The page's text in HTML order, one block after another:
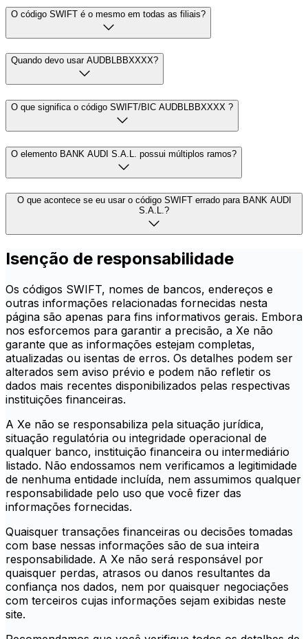
O código SWIFT é o mesmo em todas as filiais?
Quando devo usar AUDBLBBXXXX?
O que significa o código SWIFT/BIC AUDBLBBXXXX ?
O elemento BANK AUDI S.A.L. possui múltiplos ramos?
O que acontece se eu usar o código SWIFT errado para BANK AUDI
S.A.L.?
Isenção de responsabilidade
Os códigos SWIFT, nomes de bancos, endereços e
outras informações relacionadas fornecidas nesta
página são apenas para fins informativos gerais. Embora
nos esforcemos para garantir a precisão, a Xe não
garante que as informações estejam completas,
atualizadas ou isentas de erros. Os detalhes podem ser
alterados sem aviso prévio e podem não refletir os
dados mais recentes disponibilizados pelas respectivas
instituições financeiras.
A Xe não se responsabiliza pela situação jurídica,
situação regulatória ou integridade operacional de
qualquer banco, instituição financeira ou intermediário
listado. Não endossamos nem verificamos a legitimidade
de nenhuma entidade incluída, nem assumimos qualquer
responsabilidade pelo uso que você fizer das
informações fornecidas.
Quaisquer transações financeiras ou decisões tomadas
com base nessas informações são de sua inteira
responsabilidade. A Xe não será responsável por
quaisquer perdas, atrasos ou danos resultantes da
confiança nos dados, nem por quaisquer negociações
com terceiros cujas informações sejam exibidas neste
site.